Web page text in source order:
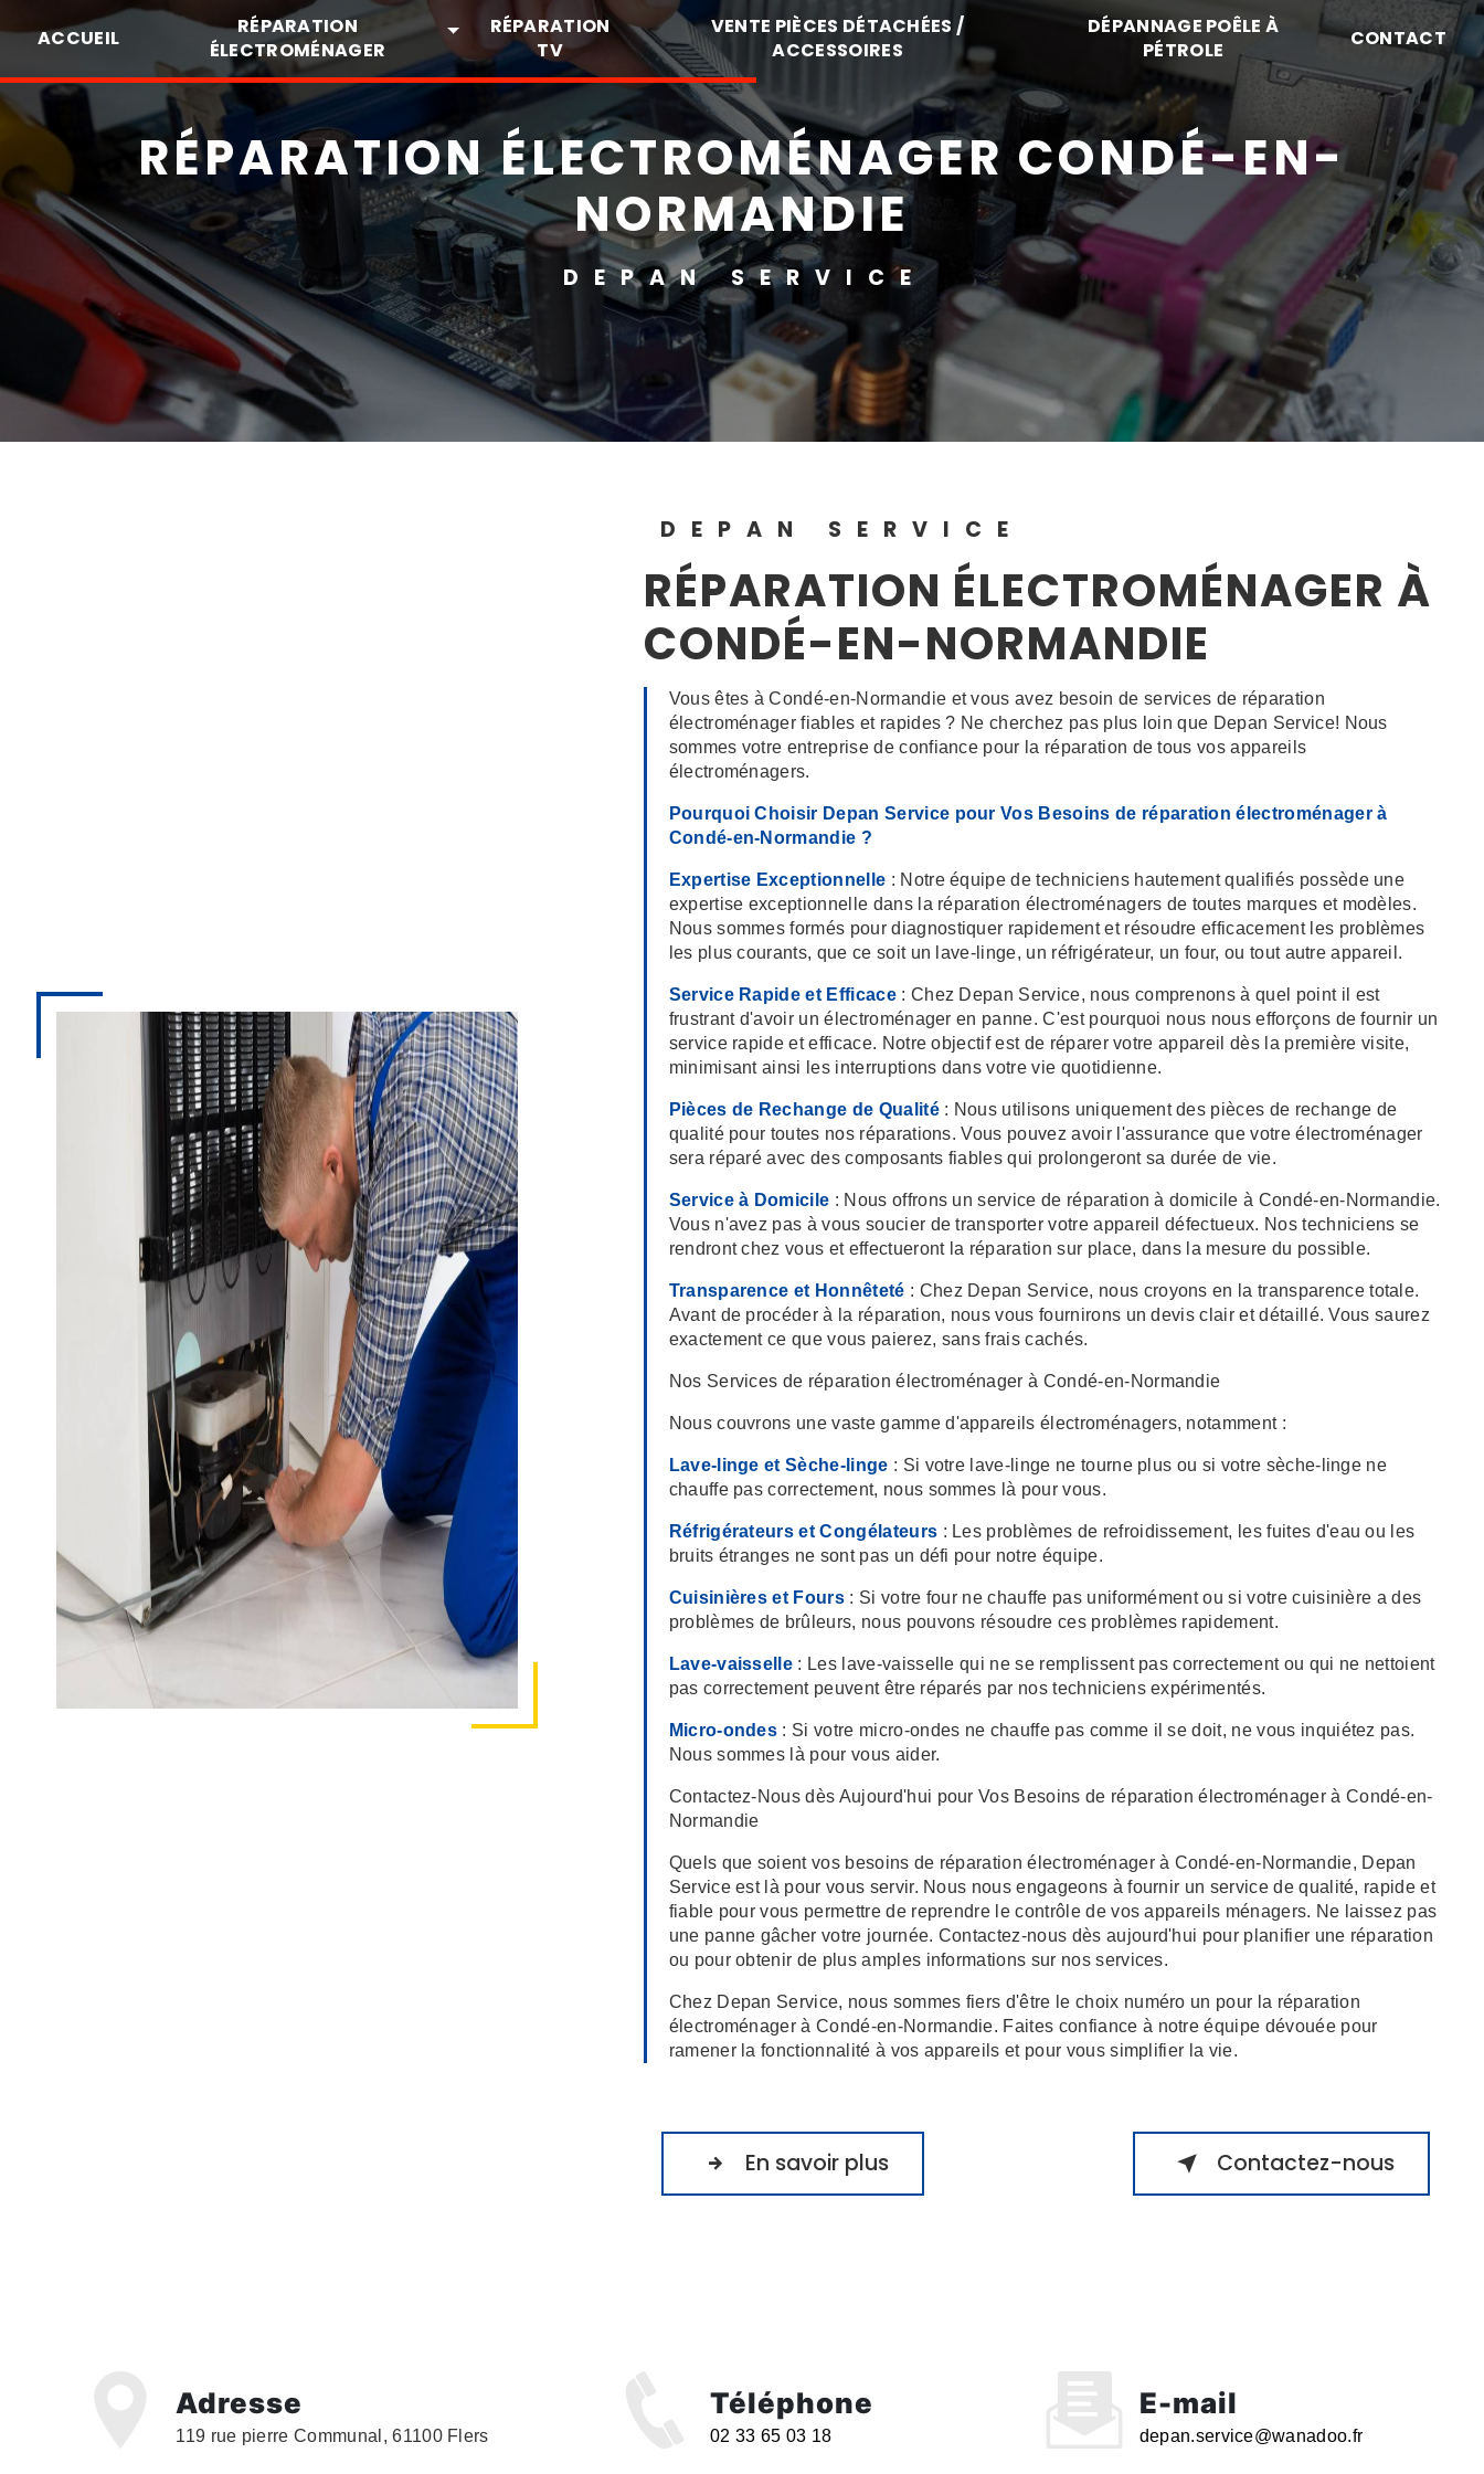
ACCUEIL
RÉPARATION
ÉLECTROMÉNAGER
RÉPARATION
TV
VENTE PIÈCES DÉTACHÉES /
ACCESSOIRES
DÉPANNAGE POÊLE À
PÉTROLE
CONTACT
RÉPARATION ÉLECTROMÉNAGER CONDÉ-EN-
NORMANDIE
DEPAN SERVICE
DEPAN SERVICE
RÉPARATION ÉLECTROMÉNAGER À
CONDÉ-EN-NORMANDIE
Vous êtes à Condé-en-Normandie et vous avez besoin de services de réparation
électroménager fiables et rapides ? Ne cherchez pas plus loin que Depan Service! Nous
sommes votre entreprise de confiance pour la réparation de tous vos appareils
électroménagers.
Pourquoi Choisir Depan Service pour Vos Besoins de réparation électroménager à
Condé-en-Normandie ?
Expertise Exceptionnelle : Notre équipe de techniciens hautement qualifiés possède une
expertise exceptionnelle dans la réparation électroménagers de toutes marques et modèles.
Nous sommes formés pour diagnostiquer rapidement et résoudre efficacement les problèmes
les plus courants, que ce soit un lave-linge, un réfrigérateur, un four, ou tout autre appareil.
Service Rapide et Efficace: Chez Depan Service, nous comprenons à quel point il est
frustrant d'avoir un électroménager en panne. C'est pourquoi nous nous efforçons de fournir un
service rapide et efficace. Notre objectif est de réparer votre appareil dès la première visite,
minimisant ainsi les interruptions dans votre vie quotidienne.
Pièces de Rechange de Qualité : Nous utilisons uniquement des pièces de rechange de
qualité pour toutes nos réparations. Vous pouvez avoir l'assurance que votre électroménager
sera réparé avec des composants fiables qui prolongeront sa durée de vie.
Service à Domicile : Nous offrons un service de réparation à domicile à Condé-en-Normandie.
Vous n'avez pas à vous soucier de transporter votre appareil défectueux. Nos techniciens se
rendront chez vous et effectueront la réparation sur place, dans la mesure du possible.
Transparence et Honnêteté : Chez Depan Service, nous croyons en la transparence totale.
Avant de procéder à la réparation, nous vous fournirons un devis clair et détaillé. Vous saurez
exactement ce que vous paierez, sans frais cachés.
Nos Services de réparation électroménager à Condé-en-Normandie
Nous couvrons une vaste gamme d'appareils électroménagers, notamment :
Lave-linge et Sèche-linge : Si votre lave-linge ne tourne plus ou si votre sèche-linge ne
chauffe pas correctement, nous sommes là pour vous.
Réfrigérateurs et Congélateurs : Les problèmes de refroidissement, les fuites d'eau ou les
bruits étranges ne sont pas un défi pour notre équipe.
Cuisinières et Fours : Si votre four ne chauffe pas uniformément ou si votre cuisinière a des
problèmes de brûleurs, nous pouvons résoudre ces problèmes rapidement.
Lave-vaisselle : Les lave-vaisselle qui ne se remplissent pas correctement ou qui ne nettoient
pas correctement peuvent être réparés par nos techniciens expérimentés.
Micro-ondes : Si votre micro-ondes ne chauffe pas comme il se doit, ne vous inquiétez pas.
Nous sommes là pour vous aider.
Contactez-Nous dès Aujourd'hui pour Vos Besoins de réparation électroménager à Condé-en-
Normandie
Quels que soient vos besoins de réparation électroménager à Condé-en-Normandie, Depan
Service est là pour vous servir. Nous nous engageons à fournir un service de qualité, rapide et
fiable pour vous permettre de reprendre le contrôle de vos appareils ménagers. Ne laissez pas
une panne gâcher votre journée. Contactez-nous dès aujourd'hui pour planifier une réparation
ou pour obtenir de plus amples informations sur nos services.
Chez Depan Service, nous sommes fiers d'être le choix numéro un pour la réparation
électroménager à Condé-en-Normandie. Faites confiance à notre équipe dévouée pour
ramener la fonctionnalité à vos appareils et pour vous simplifier la vie.
En savoir plus Contactez-nous
Adresse
119 rue pierre Communal, 61100 Flers
Téléphone
02 33 65 03 18
E-mail
depan.service@wanadoo.fr
Panneau de gestion des cookies